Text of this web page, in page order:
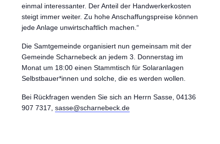
einmal interessanter. Der Anteil der Handwerkerkosten
steigt immer weiter. Zu hohe Anschaffungspreise können
jede Anlage unwirtschaftlich machen.“
Die Samtgemeinde organisiert nun gemeinsam mit der
Gemeinde Scharnebeck an jedem 3. Donnerstag im
Monat um 18:00 einen Stammtisch für Solaranlagen
Selbstbauer*innen und solche, die es werden wollen.
Bei Rückfragen wenden Sie sich an Herrn Sasse, 04136
907 7317, sasse@scharnebeck.de